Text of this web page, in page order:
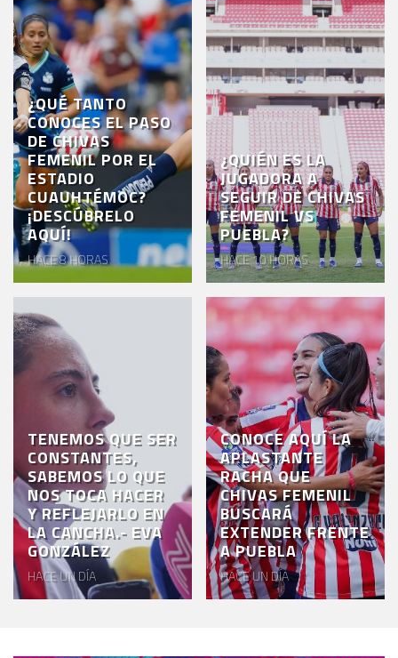
¿QUÉ TANTO
CONOCES EL PASO
DE CHIVAS
FEMENIL POR EL
ESTADIO
CUAUHTÉMOC?
¡DESCÚBRELO
AQUÍ!
HACE 8 HORAS
¿QUIÉN ES LA
JUGADORA A
SEGUIR DE CHIVAS
FEMENIL VS
PUEBLA?
HACE 10 HORAS
TENEMOS QUE SER
CONSTANTES,
SABEMOS LO QUE
NOS TOCA HACER
Y REFLEJARLO EN
LA CANCHA.- EVA
GONZÁLEZ
HACE UN DÍA
CONOCE AQUÍ LA
APLASTANTE
RACHA QUE
CHIVAS FEMENIL
BUSCARÁ
EXTENDER FRENTE
A PUEBLA
HACE UN DÍA